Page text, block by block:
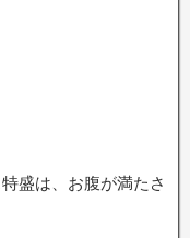
盛は、お腹が満たさ